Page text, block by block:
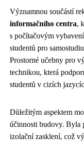
Významnou součástí
informačního centra,
s počítačovým
studentů pro
Prostorné učebny pro
technikou, která
studentů v cizích
Důležitým aspektem
účinnosti budovy. Byla
izolační zasklení, což